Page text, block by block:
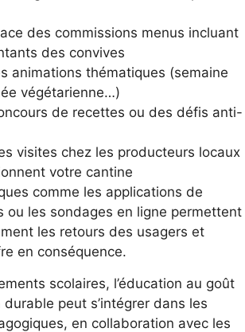
des commissions menus incluant
des convives
animations thématiques (semaine
végétarienne…)
de recettes ou des défis anti-
visites chez les producteurs locaux
votre cantine
comme les applications de
ou les sondages en ligne permettent
les retours des usagers et
en conséquence.
scolaires, l’éducation au goût
durable peut s’intégrer dans les
en collaboration avec les